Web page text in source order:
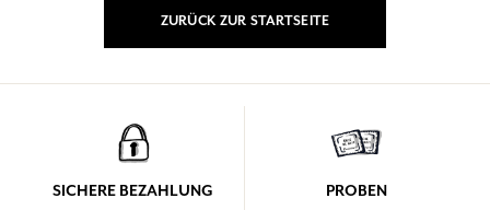
ZURÜCK ZUR STARTSEITE
SICHERE BEZAHLUNG PROBEN